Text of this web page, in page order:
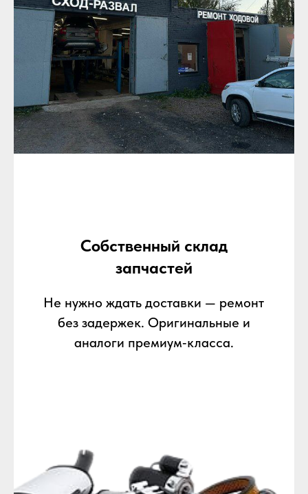
Собственный склад
запчастей
Не нужно ждать доставки — ремонт
без задержек. Оригинальные и
аналоги премиум‑класса.